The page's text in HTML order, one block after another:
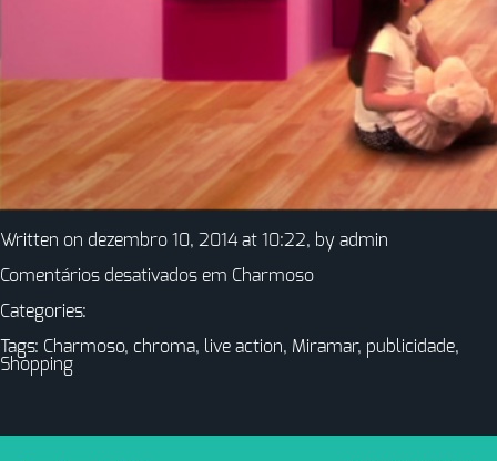
Written on dezembro 10, 2014 at 10:22, by admin
Comentários desativados em Charmoso
Categories:
Tags: Charmoso, chroma, live action, Miramar, publicidade,
Shopping